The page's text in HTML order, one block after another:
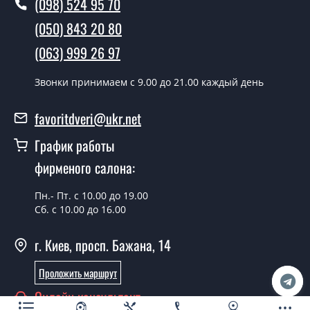
Да производим. Монтаж межкомнатных дверей ТМ
Фаворит производится согласно очереди, во все дни
кроме воскресенья.
Optima-07?
Стоимость установки дверей Optima-07 - от 1800 грн.
Можно на сегодня вызвать
замерщика?
Да можно.
У вас есть в наличии готовые
межкомнатные двери фаворит?
Да, мы имеем большой ассортимент готовых
межкомнатных дверей ТМ Фаворит.
(098) 524 95 70
(050) 843 20 80
(063) 999 26 97
Звонки принимаем c 9.00 до 21.00 каждый день
favoritdveri@ukr.net
График работы
фирменого салона:
Пн.- Пт. с 10.00 до 19.00
Сб. с 10.00 до 16.00
г. Киев, просп. Бажана, 14
Проложить маршрут
Онлайн консультант